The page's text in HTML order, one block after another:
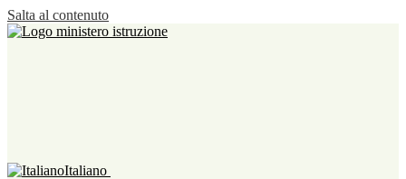
Salta al contenuto
Italiano